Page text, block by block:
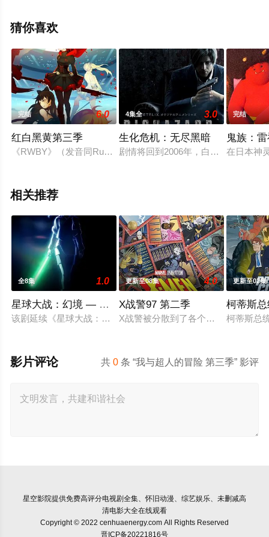
黛拉等明星精彩演绎的美国动漫，大结局剧情已揭晓（1-
星空影视，更多相关信息可移步至豆瓣动漫、电视猫或剧
情网等平台了解。
猜你喜欢
完结 6.0
红白黑黄第三季
《RWBY》（发音同Ruby）是一部在2013年7月首播的原创网
4集全 3.0
生化危机：无尽黑暗
剧情将回到2006年，白宫发现总统
完结
鬼族：
在日本神
相关推荐
全8集 1.0
星球大战：幻境 — 第九个绝地武士
该剧延续《星球大战：幻境》的世界观，见证绝地武士崭新篇章
更新至08集 4.0
X战警97 第二季
X战警被分散到了各个时间线，从过
更新至02集
柯蒂斯
柯蒂斯总
共0 条 “我与超人的冒险 第三季” 影评
影片评论
星空影院提供免费高评分电视剧全集、怀旧动漫、综艺娱乐、未删减高
清电影大全在线观看
Copyright © 2022 cenhuaenergy.com All Rights Reserved
晋ICP备20221816号